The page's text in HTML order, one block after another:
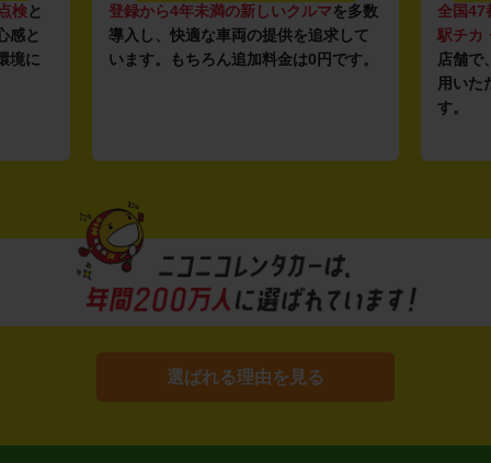
検と
感と
境に
登録から4年未満の新しいクルマを多数
導入し、快適な車両の提供を追求して
います。もちろん追加料金は0円です。
全国47
駅チカ
店舗で
用いた
す。
選ばれる理由を見る